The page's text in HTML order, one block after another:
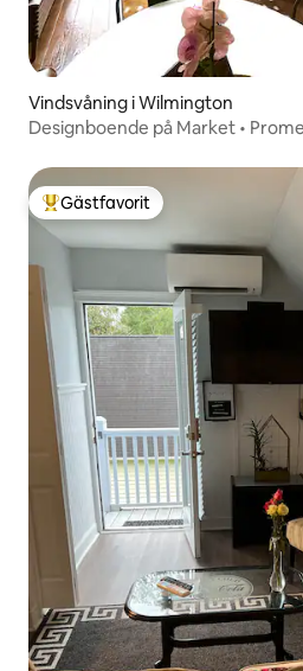
Vindsvåning i Wilmington
Designboende på Market •
Populär gästfavorit
Gästfavorit